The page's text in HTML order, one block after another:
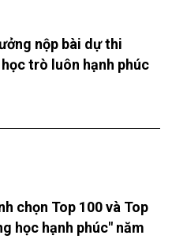
nộp bài dự thi
trò luôn hạnh phúc
chọn Top 100 và Top
học hạnh phúc" năm